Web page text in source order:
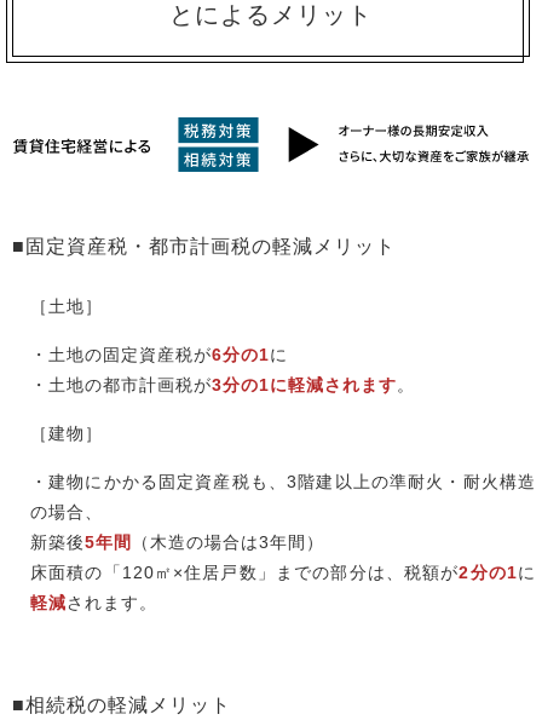
とによるメリット
■固定資産税・都市計画税の軽減メリット
［土地］
・土地の固定資産税が6分の1に
・土地の都市計画税が3分の1に軽減されます。
［建物］
・建物にかかる固定資産税も、3階建以上の準耐火・耐火構造
の場合、
新築後5年間
（木造の場合は3年間）
床面積の「120㎡×住居戸数」までの部分は、税額が2分の1に
軽減されます。
■相続税の軽減メリット